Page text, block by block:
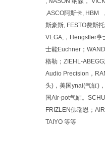
,ASCO阿斯卡, HBM
斯豪斯, FESTO费斯
VEGA,，Hengstler亨
士能Euchner；
格勒；ZIEHL-
Audio Precision，
头)，美国ynai(气缸)
国Air-pot气缸。
FRIZLEN佛瑞恩；
TAIYO 等等